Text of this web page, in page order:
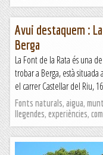
Avui destaquem :
Berga
La Font de la Rata és una
trobar a Berga, està
el carrer Castellar del Riu,
Fonts naturals, aigua,
llegendes, experiències,